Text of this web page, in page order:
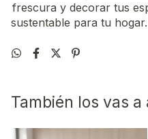
frescura y decorar tus
sustentable para tu hogar.
También los vas a